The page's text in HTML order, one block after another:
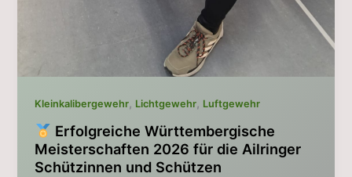
Kleinkalibergewehr, Lichtgewehr, Luftgewehr
Erfolgreiche Württembergische
Meisterschaften 2026 für die Ailringer
Schützinnen und Schützen